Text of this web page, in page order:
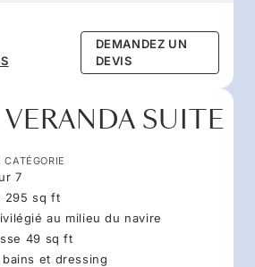
DEMANDEZ UN
DEVIS
SUITE
7
295 sq ft
au milieu du navire
49 sq ft
et dressing